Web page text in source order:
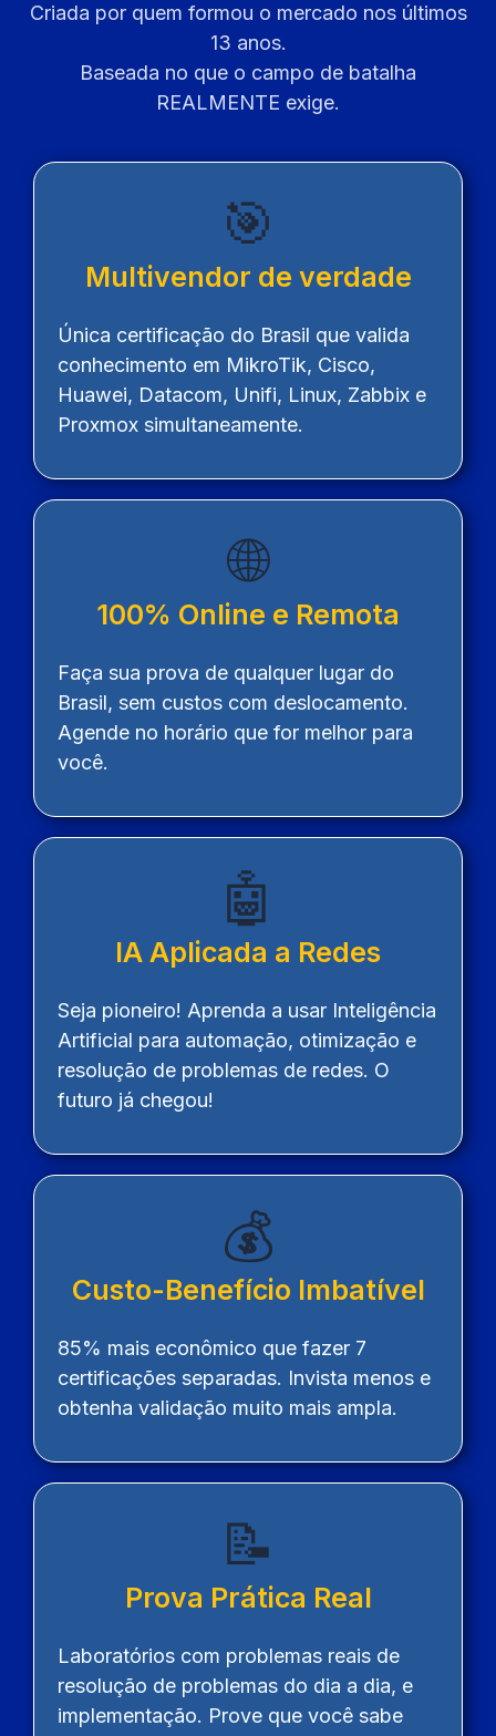
Criada por quem formou o mercado nos últimos
13 anos.
Baseada no que o campo de batalha
REALMENTE exige.
🎯
Multivendor de verdade
Única certificação do Brasil que valida
conhecimento em MikroTik, Cisco,
Huawei, Datacom, Unifi, Linux, Zabbix e
Proxmox simultaneamente.
🌐
100% Online e Remota
Faça sua prova de qualquer lugar do
Brasil, sem custos com deslocamento.
Agende no horário que for melhor para
você.
🤖
IA Aplicada a Redes
Seja pioneiro! Aprenda a usar Inteligência
Artificial para automação, otimização e
resolução de problemas de redes. O
futuro já chegou!
💰
Custo-Benefício Imbatível
85% mais econômico que fazer 7
certificações separadas. Invista menos e
obtenha validação muito mais ampla.
📝
Prova Prática Real
Laboratórios com problemas reais de
resolução de problemas do dia a dia, e
implementação. Prove que você sabe